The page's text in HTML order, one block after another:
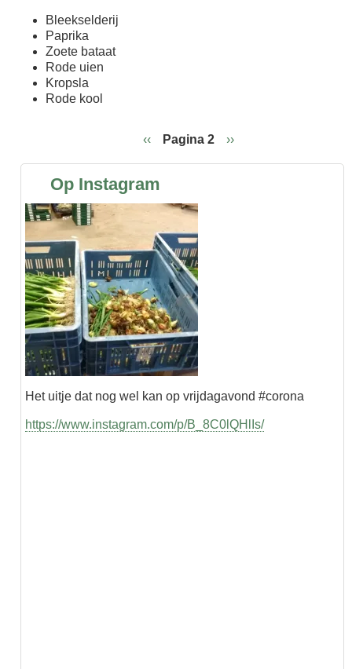
Bleekselderij
Paprika
Zoete bataat
Rode uien
Kropsla
Rode kool
Vorige
‹‹ Pagina 2
Volgende
››
Op Instagram
Het uitje dat nog wel kan op vrijdagavond #corona
https://www.instagram.com/p/B_8C0lQHlIs/